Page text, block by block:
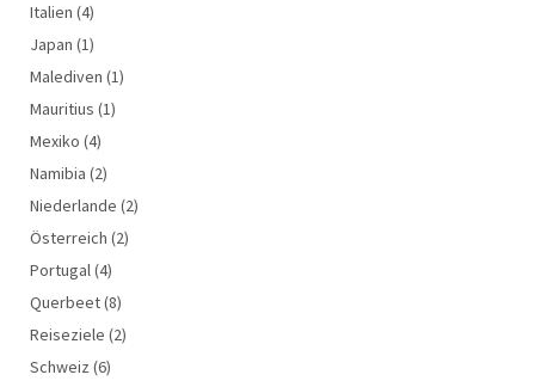
Italien (4)
Japan (1)
Malediven (1)
Mauritius (1)
Mexiko (4)
Namibia (2)
Niederlande (2)
Österreich (2)
Portugal(4)
Querbeet(8)
Reiseziele (2)
Schweiz (6)